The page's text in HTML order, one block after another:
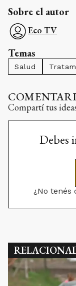
Sobre el autor
Eco TV
Temas
Salud
Compartí tus
Debes
¿No tenés